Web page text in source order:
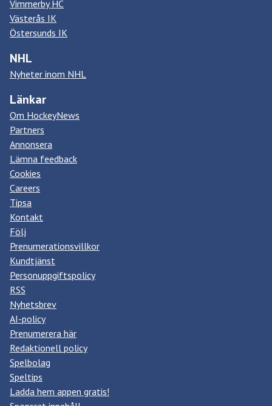
Vimmerby HC
Västerås IK
Östersunds IK
NHL
Nyheter inom NHL
Länkar
Om HockeyNews
Partners
Annonsera
Lämna feedback
Cookies
Careers
Tipsa
Kontakt
Följ
Prenumerationsvillkor
Kundtjänst
Personuppgiftspolicy
RSS
Nyhetsbrev
AI-policy
Prenumerera här
Redaktionell policy
Spelbolag
Speltips
Ladda hem appen gratis!